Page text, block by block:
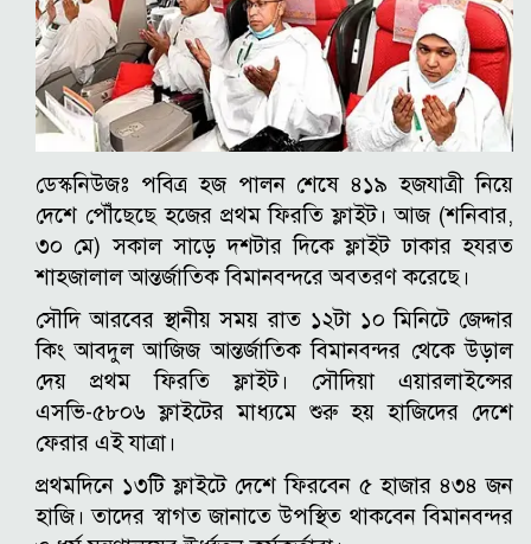
ডেস্কনিউজঃ পবিত্র হজ পালন শেষে ৪১৯ হজযাত্রী নিয়ে
দেশে পৌঁছেছে হজের প্রথম ফিরতি ফ্লাইট। আজ (শনিবার,
৩০ মে) সকাল সাড়ে দশটার দিকে ফ্লাইট ঢাকার হযরত
শাহজালাল আন্তর্জাতিক বিমানবন্দরে অবতরণ করেছে।
সৌদি আরবের স্থানীয় সময় রাত ১২টা ১০ মিনিটে জেদ্দার
কিং আবদুল আজিজ আন্তর্জাতিক বিমানবন্দর থেকে উড়াল
দেয় প্রথম ফিরতি ফ্লাইট। সৌদিয়া এয়ারলাইন্সের
এসভি-৫৮০৬ ফ্লাইটের মাধ্যমে শুরু হয় হাজিদের দেশে
ফেরার এই যাত্রা।
প্রথমদিনে ১৩টি ফ্লাইটে দেশে ফিরবেন ৫ হাজার ৪৩৪ জন
হাজি। তাদের স্বাগত জানাতে উপস্থিত থাকবেন বিমানবন্দর